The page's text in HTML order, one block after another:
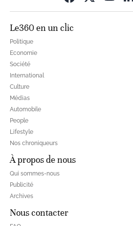
Le360 en un clic
Politique
Economie
Société
International
Culture
Médias
Automobile
People
Lifestyle
Nos chroniqueurs
À propos de nous
Qui sommes-nous
Publicité
Archives
Nous contacter